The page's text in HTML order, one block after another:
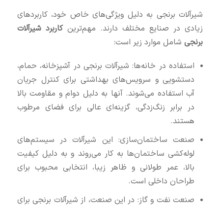
شیرآلات برنجی به دلیل ویژگی‌های خاص خود، کاربردهای
زیادی در صنایع مختلف دارند. مهم‌ترینکاربرد شیرآلات
برنجی شامل موارد زیر است:
استفاده در خانه‌ها: شیرآلات برنجی در آشپزخانه، حمام،
دستشویی و سرویس‌های بهداشتی برای کنترل جریان
آب استفاده می‌شوند. آنها به دلیل دوام و مقاومت بالا
در برابر زنگ‌زدگی، گزینه‌ای عالی برای فضای مرطوب
هستند.
صنعت ساختمان‌سازی: این شیرآلات در سیستم‌های
لوله‌کشی ساختمان‌ها به کار می‌روند و به دلیل کیفیت
بالا، عمر طولانی و ظاهر زیبا، انتخابی محبوب برای
طراحان داخلی است.
صنعت نفت و گاز: در این صنعت، از شیرآلات برنجی برای